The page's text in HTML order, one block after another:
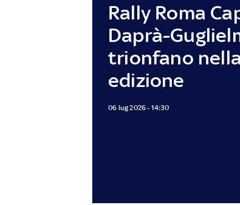
Rally Roma
Daprà-
trionfano
edizione
06 lug 2026 - 14:30